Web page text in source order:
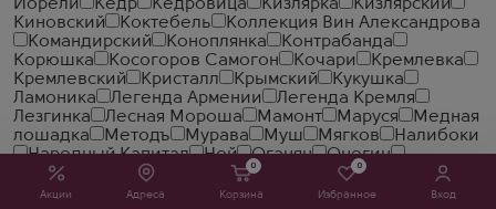
Акции Адреса
0
Корзина
0
Избранное Вход
Иорели
Кедр Кедровица Кизлярка
Кизлярский
Киновский
Коктебель
Коллекция Вин Александрова
Командирский
Коноплянка
Контрабанда
Корюшка
Косогоров Самогон Кочари
Кремлевка
Кремлевский
Кристалл Крымский
Кукушка
Ламоника
Легенда Армении
Легенда Кремля
Лезгинка
Лесная Мороша Мамонт Маруся
Медная
лошадка
Методъ Мурава Муш Мягков
Налибоки
Народный Капитал
Ной Оганян
Онегин
Органикмастер
Первогон
Перепелка
Поздравительный
Полугар Престиж
Прикамский